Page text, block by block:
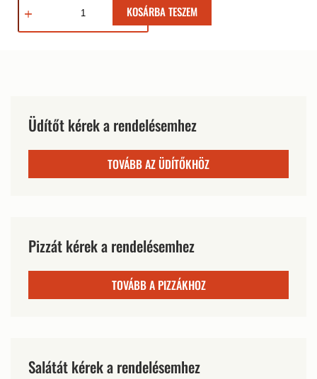
KOSÁRBA TESZEM
Üdítőt kérek a rendelésemhez
TOVÁBB AZ ÜDÍTŐKHÖZ
Pizzát kérek a rendelésemhez
TOVÁBB A PIZZÁKHOZ
Salátát kérek a rendelésemhez